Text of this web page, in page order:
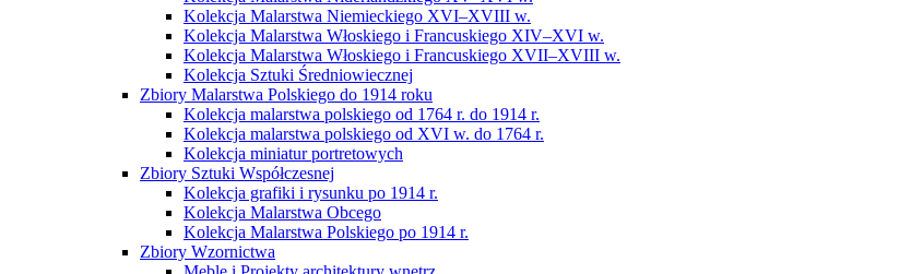
Kolekcja Malarstwa Niemieckiego XVI–XVIII w.
Kolekcja Malarstwa Włoskiego i Francuskiego XIV–XVI w.
Kolekcja Malarstwa Włoskiego i Francuskiego XVII–XVIII w.
Kolekcja Sztuki Średniowiecznej
Zbiory Malarstwa Polskiego do 1914 roku
Kolekcja malarstwa polskiego od 1764 r. do 1914 r.
Kolekcja malarstwa polskiego od XVI w. do 1764 r.
Kolekcja miniatur portretowych
Zbiory Sztuki Współczesnej
Kolekcja grafiki i rysunku po 1914 r.
Kolekcja Malarstwa Obcego
Kolekcja Malarstwa Polskiego po 1914 r.
Zbiory Wzornictwa